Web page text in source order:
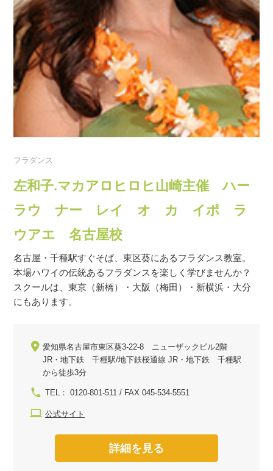
フラダンス
左和子.マカアロヒロヒ山崎主催 ハー
ラウ ナー レイ オ カ イポ ラ
ウアエ 名古屋校
名古屋・千種駅すぐそば、東区葵にあるフラダンス教室。
本場ハワイの伝統あるフラダンスを楽しく学びませんか？
スクールは、東京（新橋）・大阪（梅田）・新横浜・大分
にもあります。
愛知県名古屋市東区葵3-22-8 ニューザックビル2階
JR・地下鉄 千種駅/地下鉄桜通線 JR・地下鉄 千種駅
から徒歩3分
TEL： 0120-801-511 / FAX 045-534-5551
公式サイト
詳細を見る